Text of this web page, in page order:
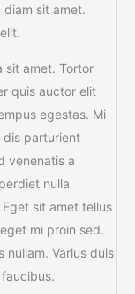
diam sit amet.
sit amet. Tortor
quis auctor elit
egestas. Mi
dis parturient
venenatis a
nulla
sit amet tellus
mi proin sed.
nullam. Varius duis